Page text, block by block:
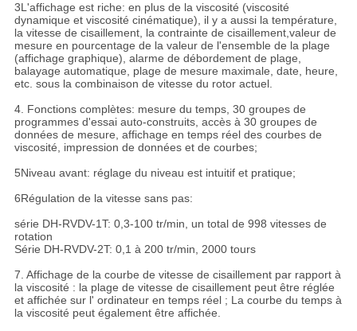
3L'affichage est riche: en plus de la viscosité (viscosité
dynamique et viscosité cinématique), il y a aussi la température,
la vitesse de cisaillement, la contrainte de cisaillement,valeur de
mesure en pourcentage de la valeur de l'ensemble de la plage
(affichage graphique), alarme de débordement de plage,
balayage automatique, plage de mesure maximale, date, heure,
etc. sous la combinaison de vitesse du rotor actuel.
4. Fonctions complètes: mesure du temps, 30 groupes de
programmes d'essai auto-construits, accès à 30 groupes de
données de mesure, affichage en temps réel des courbes de
viscosité, impression de données et de courbes;
5Niveau avant: réglage du niveau est intuitif et pratique;
6Régulation de la vitesse sans pas:
série DH-RVDV-1T: 0,3-100 tr/min, un total de 998 vitesses de
rotation
Série DH-RVDV-2T: 0,1 à 200 tr/min, 2000 tours
7. Affichage de la courbe de vitesse de cisaillement par rapport à
la viscosité : la plage de vitesse de cisaillement peut être réglée
et affichée sur l' ordinateur en temps réel ; La courbe du temps à
la viscosité peut également être affichée.